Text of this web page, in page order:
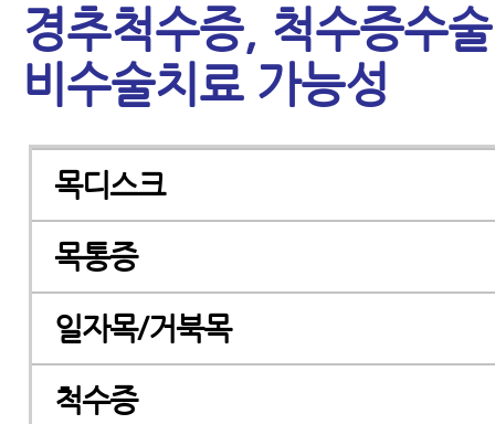
경추척수증, 척수증수
비수술치료 가능성
목디스크
목통증
일자목/거북목
척수증